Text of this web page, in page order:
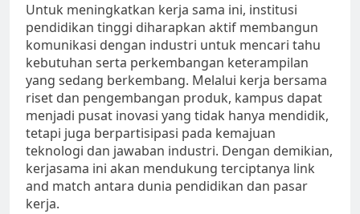
Untuk meningkatkan kerja sama ini, institusi
pendidikan tinggi diharapkan aktif membangun
komunikasi dengan industri untuk mencari tahu
kebutuhan serta perkembangan keterampilan
yang sedang berkembang. Melalui kerja bersama
riset dan pengembangan produk, kampus dapat
menjadi pusat inovasi yang tidak hanya mendidik,
tetapi juga berpartisipasi pada kemajuan
teknologi dan jawaban industri. Dengan demikian,
kerjasama ini akan mendukung terciptanya link
and match antara dunia pendidikan dan pasar
kerja.